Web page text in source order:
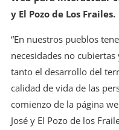
y El Pozo de Los Frailes.
“En nuestros pueblos
necesidades no
tanto el desarrollo del
calidad de vida de las
comienzo de la página
José y El Pozo de los